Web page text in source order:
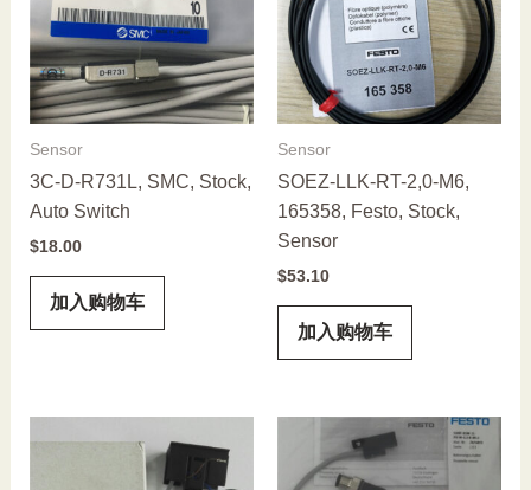
Sensor
3C-D-R731L, SMC, Stock,
Auto Switch
$18.00
加入购物车
Sensor
SOEZ-LLK-RT-2,0-M6,
165358, Festo, Stock,
Sensor
$53.10
加入购物车